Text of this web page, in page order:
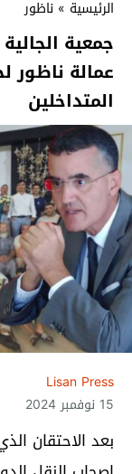
الرئيسية » ناظور
جمعية
عمالة
المتداخلين
Lisan Press
15 نوفمبر 2024
بعد الاحتقان